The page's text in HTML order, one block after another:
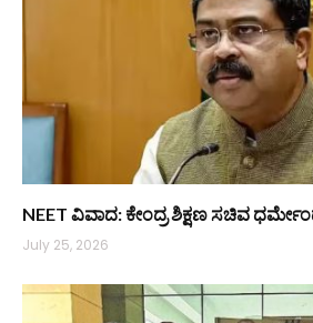
NEET ವಿವಾದ: ಕೇಂದ್ರ ಶಿಕ್ಷಣ ಸಚಿವ
July 25, 2026